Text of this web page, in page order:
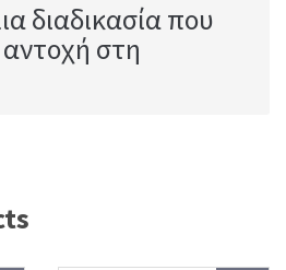
διαδικασία που
αντοχή στη